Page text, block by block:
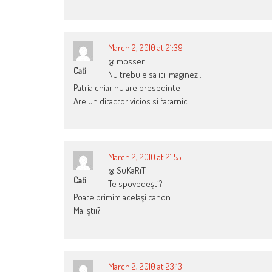
Cati
March 2, 2010 at 21:39
@ mosser
Nu trebuie sa iti imaginezi.
Patria chiar nu are presedinte
Are un ditactor vicios si fatarnic
Cati
March 2, 2010 at 21:55
@ SuKaRiT
Te spovedeşti?
Poate primim acelaşi canon.
Mai ştii?
March 2, 2010 at 23:13